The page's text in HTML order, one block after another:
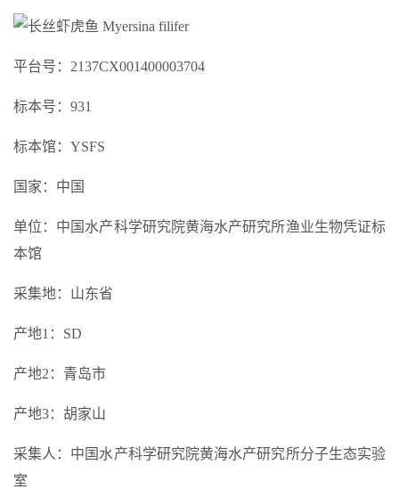
平台号：2137CX001400003704
标本号：931
标本馆：YSFS
国家：中国
单位：中国水产科学研究院黄海水产研究所渔业生物凭证标
本馆
采集地：山东省
产地1：SD
产地2：青岛市
产地3：胡家山
采集人：中国水产科学研究院黄海水产研究所分子生态实验
室